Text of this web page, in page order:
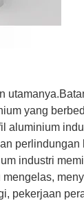
yang
aluminium
perlindungan
industri
pekerjaan